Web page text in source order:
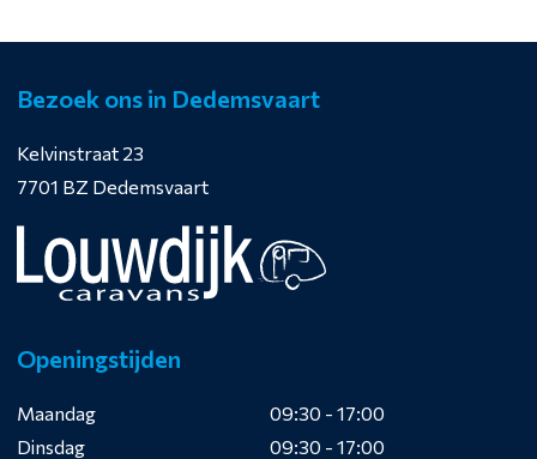
Bezoek ons in Dedemsvaart
Kelvinstraat 23
7701 BZ Dedemsvaart
Openingstijden
Maandag
09:30 - 17:00
Dinsdag
09:30 - 17:00